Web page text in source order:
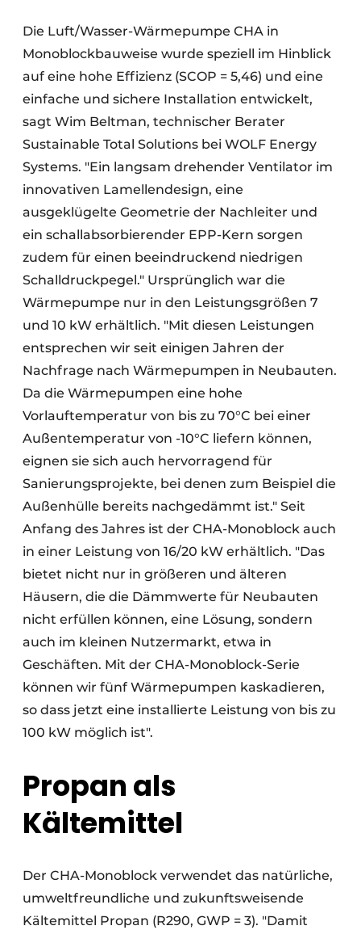
Die Luft/Wasser-Wärmepumpe CHA in
Monoblockbauweise wurde speziell im Hinblick
auf eine hohe Effizienz (SCOP = 5,46) und eine
einfache und sichere Installation entwickelt,
sagt Wim Beltman, technischer Berater
Sustainable Total Solutions bei WOLF Energy
Systems. "Ein langsam drehender Ventilator im
innovativen Lamellendesign, eine
ausgeklügelte Geometrie der Nachleiter und
ein schallabsorbierender EPP-Kern sorgen
zudem für einen beeindruckend niedrigen
Schalldruckpegel." Ursprünglich war die
Wärmepumpe nur in den Leistungsgrößen 7
und 10 kW erhältlich. "Mit diesen Leistungen
entsprechen wir seit einigen Jahren der
Nachfrage nach Wärmepumpen in Neubauten.
Da die Wärmepumpen eine hohe
Vorlauftemperatur von bis zu 70°C bei einer
Außentemperatur von -10°C liefern können,
eignen sie sich auch hervorragend für
Sanierungsprojekte, bei denen zum Beispiel die
Außenhülle bereits nachgedämmt ist." Seit
Anfang des Jahres ist der CHA-Monoblock auch
in einer Leistung von 16/20 kW erhältlich. "Das
bietet nicht nur in größeren und älteren
Häusern, die die Dämmwerte für Neubauten
nicht erfüllen können, eine Lösung, sondern
auch im kleinen Nutzermarkt, etwa in
Geschäften. Mit der CHA-Monoblock-Serie
können wir fünf Wärmepumpen kaskadieren,
so dass jetzt eine installierte Leistung von bis zu
100 kW möglich ist".
Propan als
Kältemittel
Der CHA-Monoblock verwendet das natürliche,
umweltfreundliche und zukunftsweisende
Kältemittel Propan (R290, GWP = 3). "Damit